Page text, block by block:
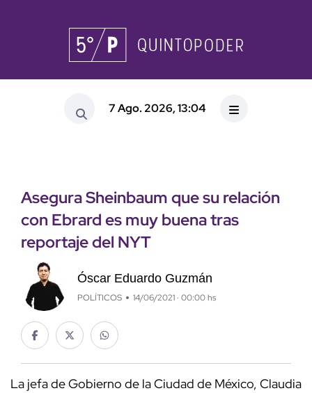
7 Ago. 2026, 13:04
Asegura Sheinbaum que su relación
con Ebrard es muy buena tras
reportaje del NYT
Óscar Eduardo Guzmán
POLÍTICOS 14/06/2021 · 00:00 hs
La jefa de Gobierno de la Ciudad de México, Claudia